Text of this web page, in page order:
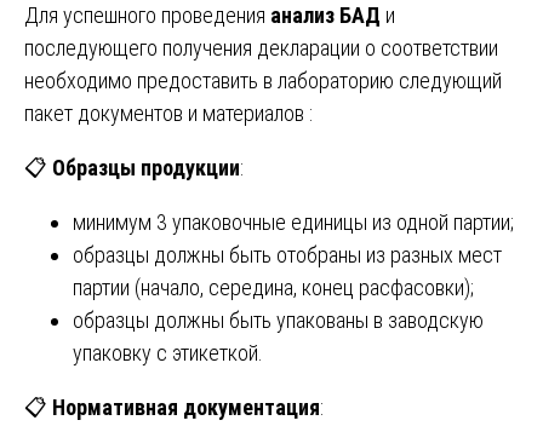
Для успешного проведения анализ БАД и
последующего получения декларации о соответствии
необходимо предоставить в лабораторию следующий
пакет документов и материалов :
📋 Образцы продукции:
минимум 3 упаковочные единицы из одной партии;
образцы должны быть отобраны из разных мест
партии (начало, середина, конец расфасовки);
образцы должны быть упакованы в заводскую
упаковку с этикеткой.
📋 Нормативная документация: